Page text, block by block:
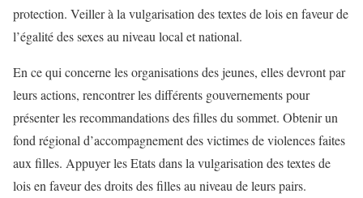
protection. Veiller à la vulgarisation des textes de lois en faveur de
l’égalité des sexes au niveau local et national.
En ce qui concerne les organisations des jeunes, elles devront par
leurs actions, rencontrer les différents gouvernements pour
présenter les recommandations des filles du sommet. Obtenir un
fond régional d’accompagnement des victimes de violences faites
aux filles. Appuyer les Etats dans la vulgarisation des textes de
lois en faveur des droits des filles au niveau de leurs pairs.